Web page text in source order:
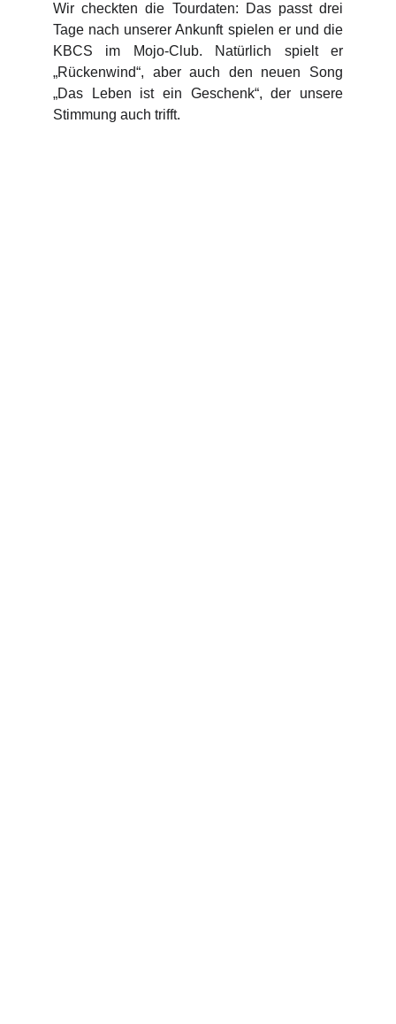
Wir checkten die Tourdaten: Das passt drei
Tage nach unserer Ankunft spielen er und die
KBCS im Mojo-Club. Natürlich spielt er
„Rückenwind“, aber auch den neuen Song
„Das Leben ist ein Geschenk“, der unsere
Stimmung auch trifft.